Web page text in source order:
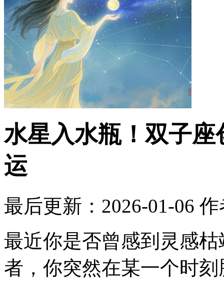
水星入水瓶！双子
运
最后更新：2026-01-06 作
最近你是否曾感到灵感
者，你突然在某一个时